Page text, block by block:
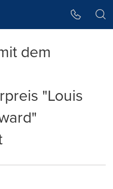
dem
"Louis